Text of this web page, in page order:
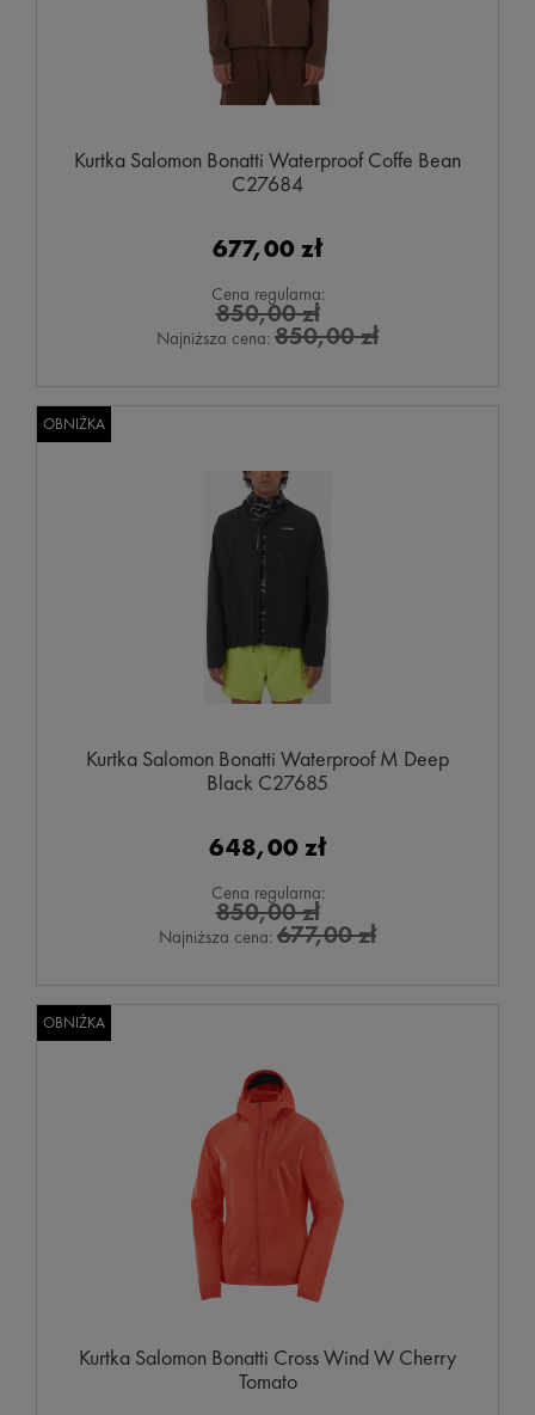
Kurtka Salomon Bonatti Waterproof Coffe Bean
C27684
677,00 zł
Cena regularna:
850,00 zł
Najniższa cena: 850,00 zł
Kurtka Salomon Bonatti Waterproof M Deep
Black C27685
648,00 zł
Cena regularna:
850,00 zł
Najniższa cena: 677,00 zł
OBNIŻKA
Kurtka Salomon Bonatti Cross Wind W Cherry
Tomato
OBNIŻKA